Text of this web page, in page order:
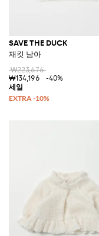
SAVE THE DUCK
재킷 남아
₩223,676
₩134,196
-40%